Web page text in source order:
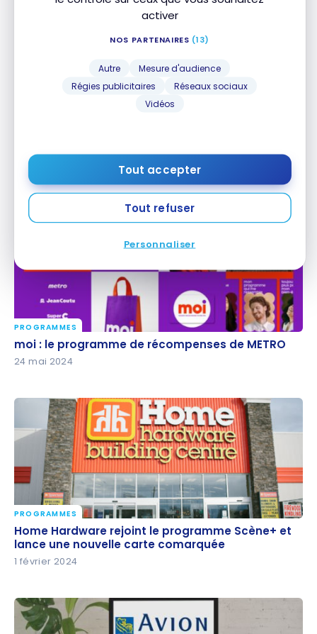
activer
NOS PARTENAIRES (13)
Autre
Mesure d'audience
Régies publicitaires
Réseaux sociaux
Vidéos
Tout accepter
Tout refuser
Personnaliser
diminue à 1 Point-Privilège par dollar
diminue à 1 Point-Privilège par dollar
8 octobre 2024
moi : le programme de récompenses de METRO
PROGRAMMES
moi : le programme de récompenses de METRO
24 mai 2024
Home Hardware rejoint le programme Scène+ et
lance une nouvelle carte comarquée
PROGRAMMES
Home Hardware rejoint le programme Scène+ et
lance une nouvelle carte comarquée
1 février 2024